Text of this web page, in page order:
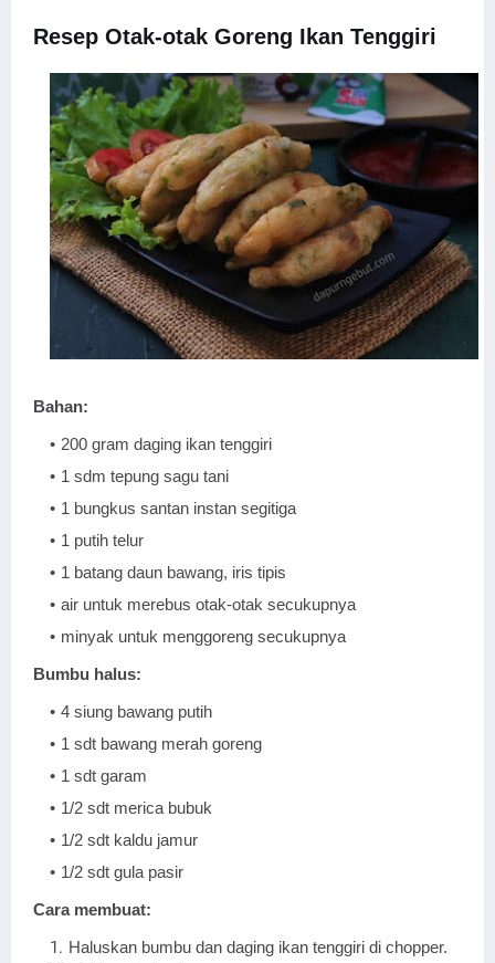
Resep Otak-otak Goreng Ikan Tenggiri
Bahan:
200 gram daging ikan tenggiri
1 sdm tepung sagu tani
1 bungkus santan instan segitiga
1 putih telur
1 batang daun bawang, iris tipis
air untuk merebus otak-otak secukupnya
minyak untuk menggoreng secukupnya
Bumbu halus:
4 siung bawang putih
1 sdt bawang merah goreng
1 sdt garam
1/2 sdt merica bubuk
1/2 sdt kaldu jamur
1/2 sdt gula pasir
Cara membuat:
Haluskan bumbu dan daging ikan tenggiri di chopper.